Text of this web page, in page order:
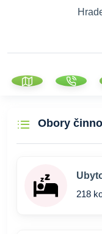
Obory
218